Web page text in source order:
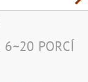
6~20 PORCÍ